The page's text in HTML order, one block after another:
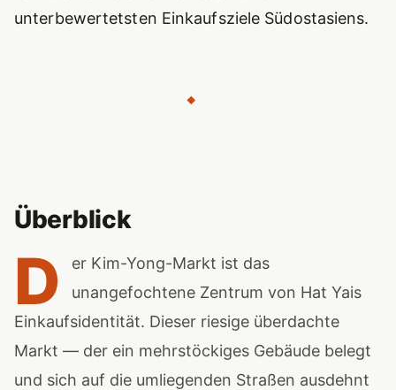
unterbewertetsten Einkaufsziele Südostasiens.
◆
Überblick
D
er Kim-Yong-Markt ist das
unangefochtene Zentrum von Hat Yais
Einkaufsidentität. Dieser riesige überdachte
Markt — der ein mehrstöckiges Gebäude belegt
und sich auf die umliegenden Straßen ausdehnt